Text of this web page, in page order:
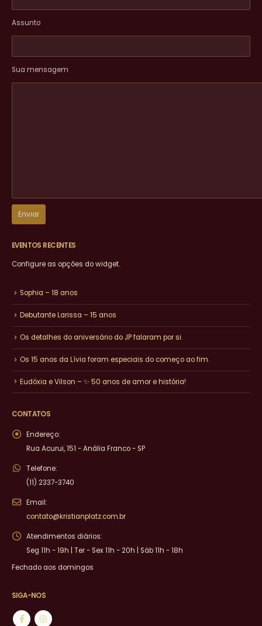
Assunto
Sua mensagem
EVENTOS RECENTES
Configure as opções do widget.
Sophia – 18 anos
Debutante Larissa – 15 anos
Os detalhes do aniversário do JP falaram por si.
Os 15 anos da Lívia foram especiais do começo ao fim.
Eudóxia e Vilson – ✨ 50 anos de amor e história!
CONTATOS
Endereço:
Rua Acurui, 151 - Anália Franco - SP
Telefone:
(11) 2337-3740
Email:
contato@kristianplatz.com.br
Atendimentos diários:
Seg 11h - 19h | Ter - Sex 11h - 20h | Sáb 11h - 18h
Fechado aos domingos
SIGA-NOS